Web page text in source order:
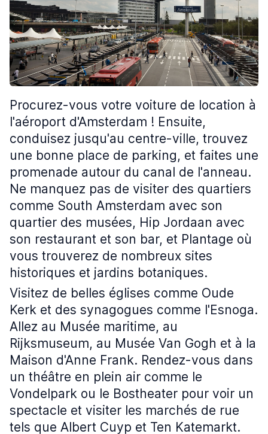
Procurez-vous votre voiture de location à
l'aéroport d'Amsterdam ! Ensuite,
conduisez jusqu'au centre-ville, trouvez
une bonne place de parking, et faites une
promenade autour du canal de l'anneau.
Ne manquez pas de visiter des quartiers
comme South Amsterdam avec son
quartier des musées, Hip Jordaan avec
son restaurant et son bar, et Plantage où
vous trouverez de nombreux sites
historiques et jardins botaniques.
Visitez de belles églises comme Oude
Kerk et des synagogues comme l'Esnoga.
Allez au Musée maritime, au
Rijksmuseum, au Musée Van Gogh et à la
Maison d'Anne Frank. Rendez-vous dans
un théâtre en plein air comme le
Vondelpark ou le Bostheater pour voir un
spectacle et visiter les marchés de rue
tels que Albert Cuyp et Ten Katemarkt.